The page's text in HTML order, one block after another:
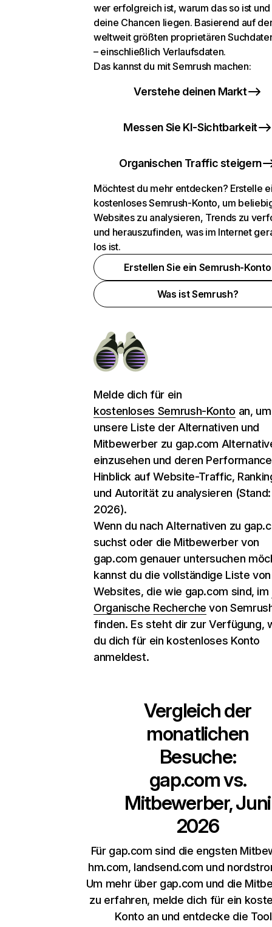
wer erfolgreich ist, warum das so ist
deine Chancen liegen. Basierend auf
weltweit größten proprietären
– einschließlich Verlaufsdaten.
Das kannst du mit Semrush machen:
Verstehe deinen Markt
Messen Sie KI-Sichtbarkeit
Organischen Traffic steigern
Möchtest du mehr entdecken? Erstelle
kostenloses Semrush-Konto, um
Websites zu analysieren, Trends zu
und herauszufinden, was im Internet
los ist.
Erstellen Sie ein Semrush-Konto
Was ist Semrush?
Melde dich für ein
kostenloses Semrush-Konto an, um
unsere Liste der Alternativen und
Mitbewerber zu gap.com
einzusehen und deren
Hinblick auf Website-Traffic,
und Autorität zu analysieren
2026).
Wenn du nach Alternativen zu
suchst oder die Mitbewerber von
gap.com genauer untersuchen
kannst du die vollständige Liste von
Websites, die wie gap.com sind, im
Organische Recherche von
finden. Es steht dir zur Verfügung,
du dich für ein kostenloses Konto
anmeldest.
Vergleich der
monatlichen
Besuche:
gap.comvs.
Mitbewerber, Juni
2026
Für gap.com sind die engsten
hm.com, landsend.com und
Um mehr über gap.com und die
zu erfahren, melde dich für ein
Konto an und entdecke die